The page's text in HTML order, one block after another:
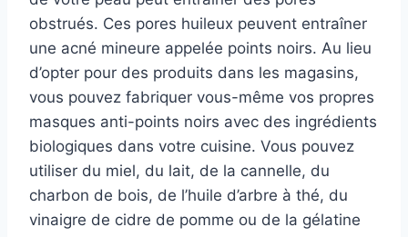
obstrués. Ces pores huileux peuvent entraîner
une acné mineure appelée points noirs. Au lieu
d’opter pour des produits dans les magasins,
vous pouvez fabriquer vous-même vos propres
masques anti-points noirs avec des ingrédients
biologiques dans votre cuisine. Vous pouvez
utiliser du miel, du lait, de la cannelle, du
charbon de bois, de l’huile d’arbre à thé, du
vinaigre de cidre de pomme ou de la gélatine